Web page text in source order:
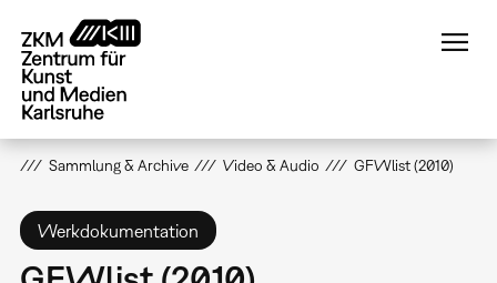
zum
Inhalt
Sammlung & Archive Video & Audio GFWlist (2010)
Werkdokumentation